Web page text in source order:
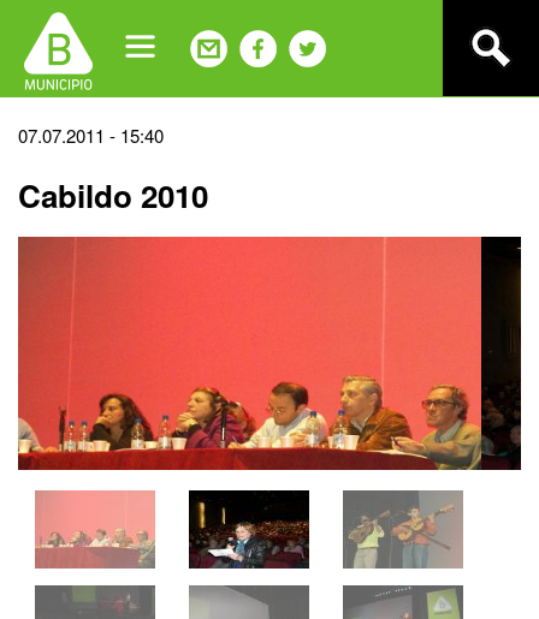
navigation
Back
top
07.07.2011 - 15:40
Cabildo 2010